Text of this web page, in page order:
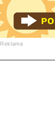
Reklama